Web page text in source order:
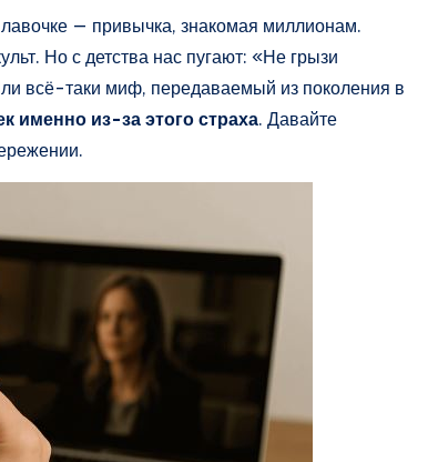
— привычка, знакомая миллионам.
Но с детства нас пугают: «Не грызи
всё-таки миф, передаваемый из поколения в
именно из-за этого страха. Давайте